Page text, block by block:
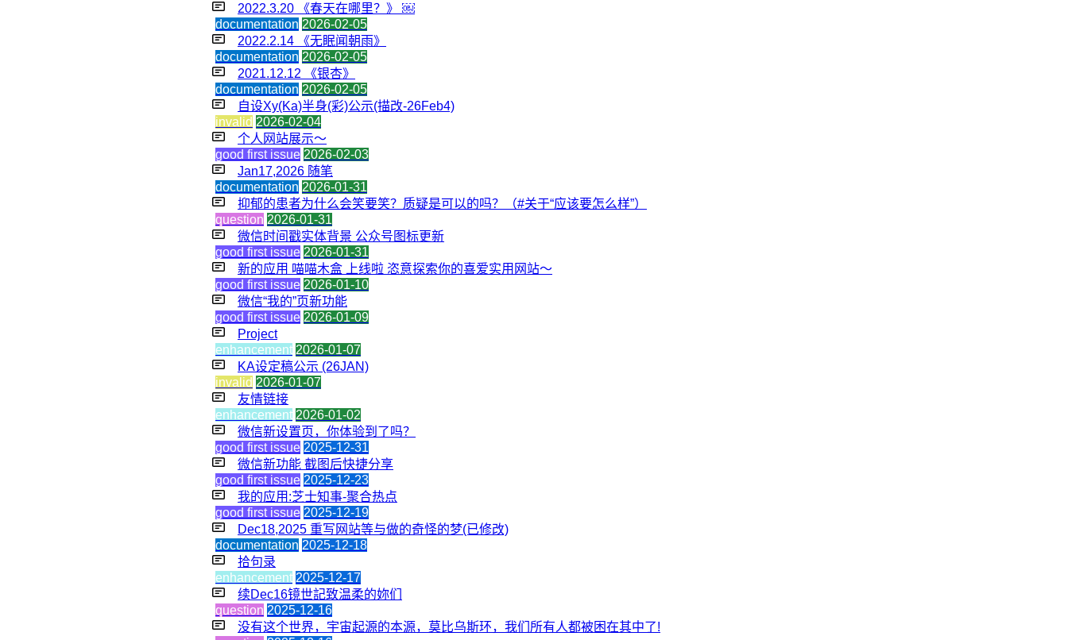
2022.3.20 《春天在哪里？》 ￼
documentation 2026-02-05
2022.2.14 《无眠闻朝雨》
documentation 2026-02-05
2021.12.12 《银杏》
documentation 2026-02-05
自设Xy(Ka)半身(彩)公示(描改-26Feb4)
invalid 2026-02-04
个人网站展示～
good first issue 2026-02-03
Jan17,2026 随笔
documentation 2026-01-31
抑郁的患者为什么会笑要笑？质疑是可以的吗？（#关于“应该要怎么样”）
question 2026-01-31
微信时间戳实体背景 公众号图标更新
good first issue 2026-01-31
新的应用 喵喵木盒 上线啦 恣意探索你的喜爱实用网站～
good first issue 2026-01-10
微信“我的”页新功能
good first issue 2026-01-09
Project
enhancement 2026-01-07
KA设定稿公示 (26JAN)
invalid 2026-01-07
友情链接
enhancement 2026-01-02
微信新设置页，你体验到了吗？
good first issue 2025-12-31
微信新功能 截图后快捷分享
good first issue 2025-12-23
我的应用:芝士知事-聚合热点
good first issue 2025-12-19
Dec18,2025 重写网站等与做的奇怪的梦(已修改)
documentation 2025-12-18
拾句录
enhancement 2025-12-17
续Dec16镜世記致温柔的妳们
question 2025-12-16
没有这个世界，宇宙起源的本源，莫比乌斯环，我们所有人都被困在其中了!